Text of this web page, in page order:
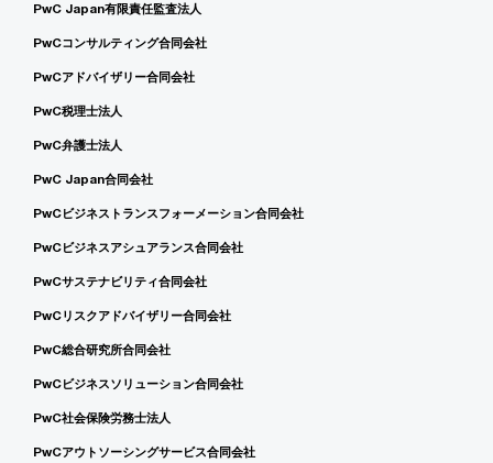
PwC Japan有限責任監査法人
PwCコンサルティング合同会社
PwCアドバイザリー合同会社
PwC税理士法人
PwC弁護士法人
PwC Japan合同会社
PwCビジネストランスフォーメーション合同会社
PwCビジネスアシュアランス合同会社
PwCサステナビリティ合同会社
PwCリスクアドバイザリー合同会社
PwC総合研究所合同会社
PwCビジネスソリューション合同会社
PwC社会保険労務士法人
PwCアウトソーシングサービス合同会社